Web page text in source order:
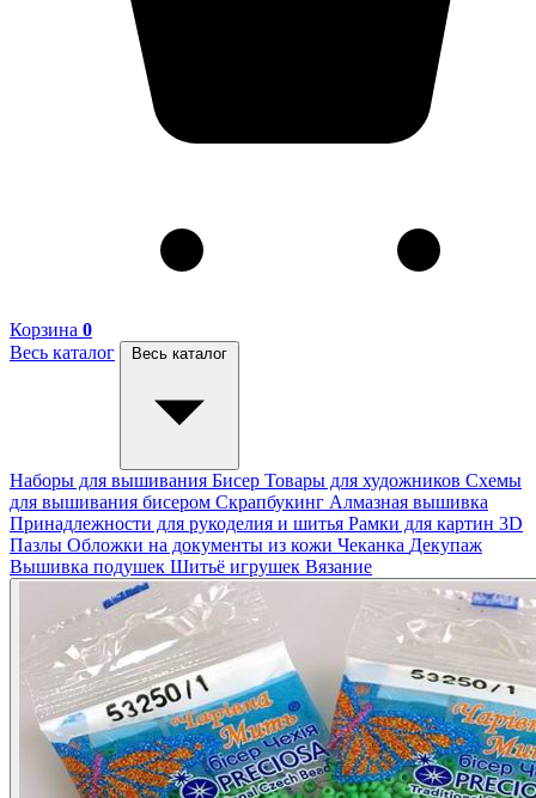
Корзина 0
Весь каталог
Весь каталог
Наборы для вышивания Бисер Товары для художников Схемы
для вышивания бисером Скрапбукинг Алмазная вышивка
Принадлежности для рукоделия и шитья Рамки для картин 3D
Пазлы Обложки на документы из кожи Чеканка Декупаж
Вышивка подушек Шитьё игрушек Вязание